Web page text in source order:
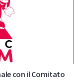
con il Comitato